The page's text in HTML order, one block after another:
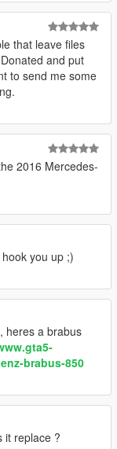
that leave files
and put
to send me some
2016 Mercedes-
you up ;)
heres a brabus
brabus-850
it replace ?